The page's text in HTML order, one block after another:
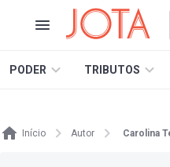
PODER TRIBUTOS
Início Autor Carolina